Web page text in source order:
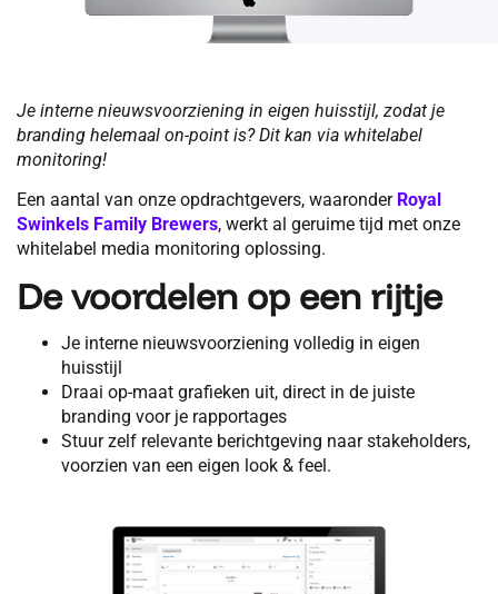
Je interne nieuwsvoorziening in eigen huisstijl, zodat je
branding helemaal on-point is? Dit kan via whitelabel
monitoring!
Een aantal van onze opdrachtgevers, waaronder Royal
Swinkels Family Brewers, werkt al geruime tijd met onze
whitelabel media monitoring oplossing.
De voordelen op een rijtje
Je interne nieuwsvoorziening volledig in eigen
huisstijl
Draai op-maat grafieken uit, direct in de juiste
branding voor je rapportages
Stuur zelf relevante berichtgeving naar stakeholders,
voorzien van een eigen look & feel.